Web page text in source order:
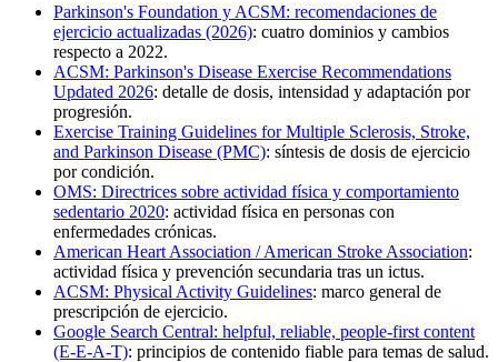
Parkinson's Foundation y ACSM: recomendaciones de
ejercicio actualizadas (2026): cuatro dominios y cambios
respecto a 2022.
ACSM: Parkinson's Disease Exercise Recommendations
Updated 2026: detalle de dosis, intensidad y adaptación por
progresión.
Exercise Training Guidelines for Multiple Sclerosis, Stroke,
and Parkinson Disease (PMC): síntesis de dosis de ejercicio
por condición.
OMS: Directrices sobre actividad física y comportamiento
sedentario 2020: actividad física en personas con
enfermedades crónicas.
American Heart Association / American Stroke Association:
actividad física y prevención secundaria tras un ictus.
ACSM: Physical Activity Guidelines: marco general de
prescripción de ejercicio.
Google Search Central: helpful, reliable, people-first content
(E-E-A-T): principios de contenido fiable para temas de salud.